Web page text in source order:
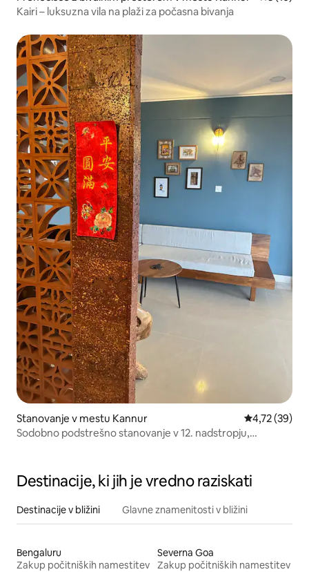
Kairi – luksuzna vila na plaži za počasna bivanja
Stanovanje v mestu Kannur Povprečna
4,72 (39)
Sodobno podstrešno stanovanje v 12. nadstropju,
Destinacije, ki jih je vredno raziskati
Destinacije v bližini Glavne znamenitosti v bližini
Bengaluru
Zakup počitniških namestitev
Severna Goa
Zakup počitniških namestitev